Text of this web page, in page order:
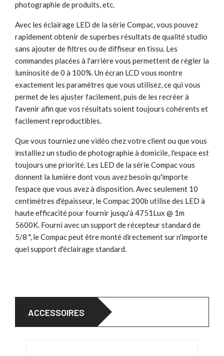
photographie de produits, etc.
Avec les éclairage LED de la série Compac, vous pouvez
rapidement obtenir de superbes résultats de qualité studio
sans ajouter de filtres ou de diffiseur en tissu. Les
commandes placées à l'arrière vous permettent de régler la
luminosité de 0 à 100%. Un écran LCD vous montre
exactement les paramètres que vous utilisez, ce qui vous
permet de les ajuster facilement, puis de les recréer à
l'avenir afin que vos résultats soient toujours cohérents et
facilement reproductibles.
Que vous tourniez une vidéo chez votre client ou que vous
installiez un studio de photographie à domicile, l'espace est
toujours une priorité. Les LED de la série Compac vous
donnent la lumière dont vous avez besoin qu'importe
l'espace que vous avez à disposition. Avec seulement 10
centimètres d'épaisseur, le Compac 200b utilise des LED à
haute efficacité pour fournir jusqu'à 4751Lux @ 1m
5600K. Fourni avec un support de récepteur standard de
5/8 ", le Compac peut être monté directement sur n'importe
quel support d'éclairage standard.
ACCESSOIRES